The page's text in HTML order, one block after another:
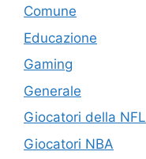
Comune
Educazione
Gaming
Generale
Giocatori della NFL
Giocatori NBA